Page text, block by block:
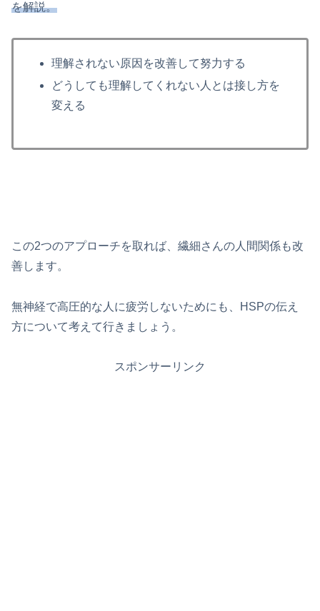
を解説。
理解されない原因を改善して努力する
どうしても理解してくれない人とは接し方を
変える
この2つのアプローチを取れば、繊細さんの人間関係も改
善します。
無神経で高圧的な人に疲労しないためにも、HSPの伝え
方について考えて行きましょう。
スポンサーリンク